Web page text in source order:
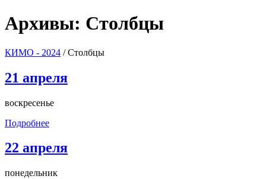
Архивы: Столбцы
КИМО - 2024 /Столбцы
21 апреля
воскресенье
Подробнее
22 апреля
понедельник